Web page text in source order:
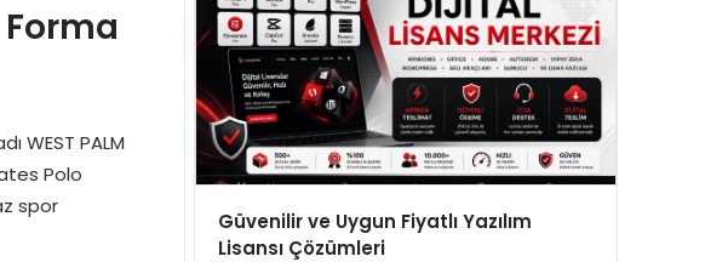
WEST PALM
Polo
spor
Güvenilir ve Uygun Fiyatlı Yazılım
Lisansı Çözümleri